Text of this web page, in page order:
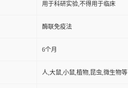
用于科研实验,不得用于临床
酶联免疫法
6个月
人,大鼠,小鼠,植物,昆虫,微生物等